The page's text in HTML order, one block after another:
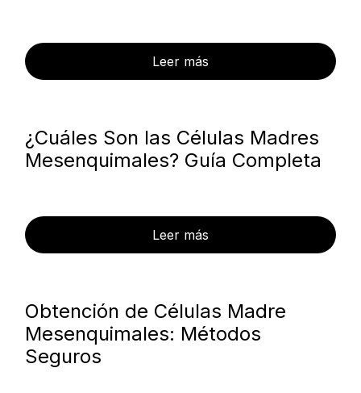
Leer más
¿Cuáles Son las Células Madres
Mesenquimales? Guía Completa
Leer más
Obtención de Células Madre
Mesenquimales: Métodos
Seguros